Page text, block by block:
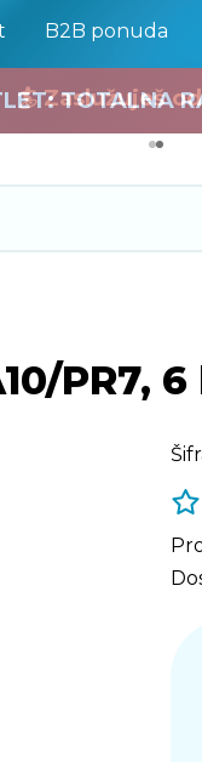
B2B ponuda
🏄 Zaslužuješ
TOTALNA
PR7,